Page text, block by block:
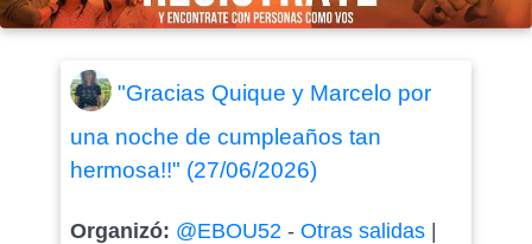
"Gracias Quique y Marcelo por
una noche de cumpleaños tan
hermosa!!" (27/06/2026)
Organizó: @EBOU52 - Otras salidas|